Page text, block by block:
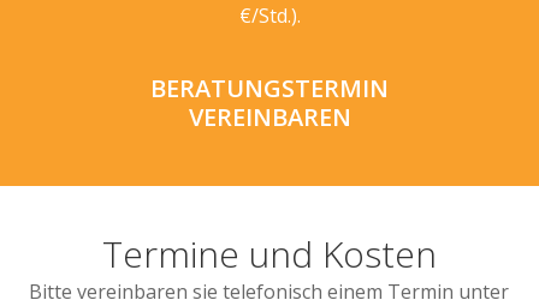
€/Std.).
BERATUNGSTERMIN
VEREINBAREN
Termine und Kosten
Bitte vereinbaren sie telefonisch einem Termin unter